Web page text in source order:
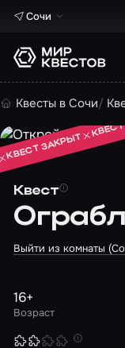
Сочи
Квесты в Сочи
Квест
Выйти из комнаты
КВЕСТ ЗАКРЫТ
Возраст
16+